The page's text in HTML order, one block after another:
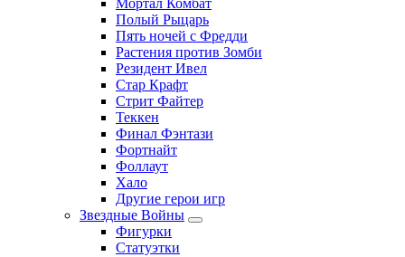
Полый Рыцарь
Пять ночей с Фредди
Растения против Зомби
Резидент Ивел
Стар Крафт
Стрит Файтер
Теккен
Финал Фэнтази
Фортнайт
Фоллаут
Хало
Другие герои игр
Звездные Войны
Фигурки
Статуэтки